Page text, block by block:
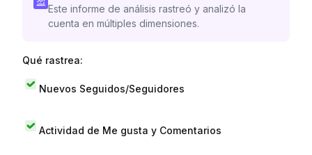
Este informe de análisis rastreó y analizó la
cuenta en múltiples dimensiones.
Qué rastrea:
Nuevos Seguidos/Seguidores
Actividad de Me gusta y Comentarios